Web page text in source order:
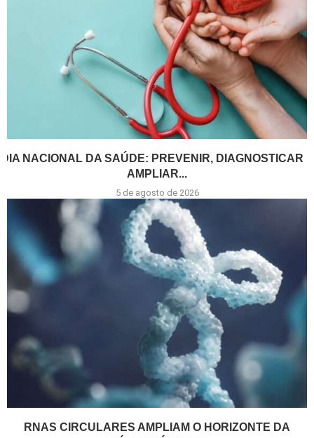
DIA NACIONAL DA SAÚDE: PREVENIR, DIAGNOSTICAR E
AMPLIAR...
5 de agosto de 2026
RNAS CIRCULARES AMPLIAM O HORIZONTE DA